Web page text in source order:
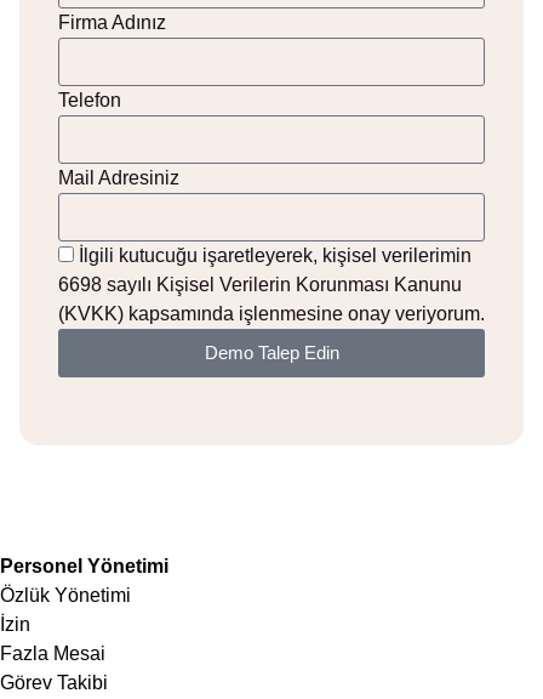
Firma Adınız
Telefon
Mail Adresiniz
İlgili kutucuğu işaretleyerek, kişisel verilerimin
6698 sayılı Kişisel Verilerin Korunması Kanunu
(KVKK) kapsamında işlenmesine onay veriyorum.
Demo Talep Edin
Personel Yönetimi
Özlük Yönetimi
İzin
Fazla Mesai
Görev Takibi